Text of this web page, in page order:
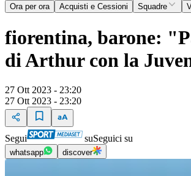
Ora per ora Acquisti e Cessioni Squadre
fiorentina, barone:
di Arthur con la
27 Ott 2023 - 23:20
27 Ott 2023 - 23:20
Segui suSeguici su
whatsapp discover